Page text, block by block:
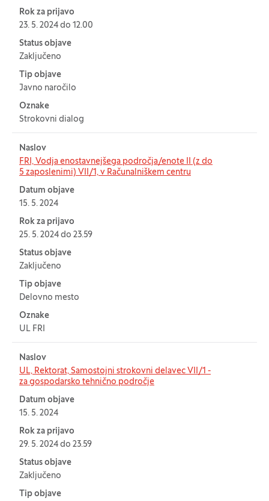
Rok za prijavo
23. 5. 2024 do 12.00
Status objave
Zaključeno
Tip objave
Javno naročilo
Oznake
Strokovni dialog
Naslov
FRI, Vodja enostavnejšega področja/enote II (z do
5 zaposlenimi) VII/1, v Računalniškem centru
Datum objave
15. 5. 2024
Rok za prijavo
25. 5. 2024 do 23.59
Status objave
Zaključeno
Tip objave
Delovno mesto
Oznake
UL FRI
Naslov
UL, Rektorat, Samostojni strokovni delavec VII/1 -
za gospodarsko tehnično področje
Datum objave
15. 5. 2024
Rok za prijavo
29. 5. 2024 do 23.59
Status objave
Zaključeno
Tip objave